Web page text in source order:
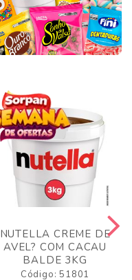
NUTELLA CREME DE
AVEL? COM CACAU
BALDE 3KG
Código: 51801